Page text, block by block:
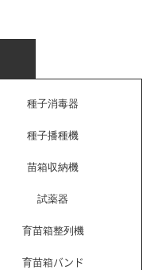
種子消毒器
種子播種機
苗箱収納機
試薬器
育苗箱整列機
育苗箱バンド